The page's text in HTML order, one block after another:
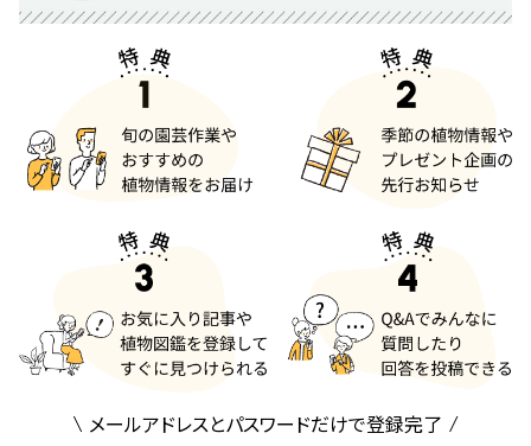
メールアドレスとパスワードだけで登録完了